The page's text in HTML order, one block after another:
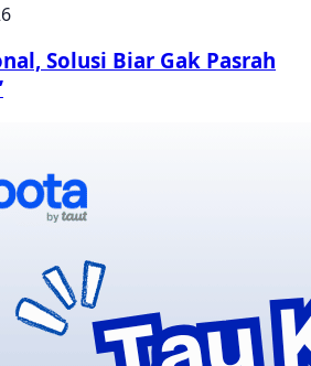
Solusi Biar Gak Pasrah